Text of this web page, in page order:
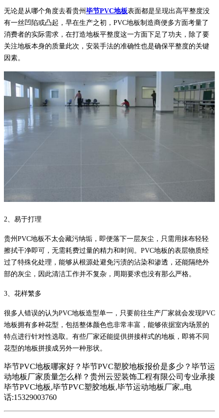
无论是从哪个角度去看贵州 毕节PVC地板表面都是呈现出高平整度没
有一丝凹陷或凸起，早在生产之初，PVC地板制造商便多方面考量了
消费者的实际需求，在打造地板平整度这一方面下足了功夫，除了要
关注地板本身的质量此次，安装手法的准确性也是确保平整度的关键
因素。
2、易于打理
贵州PVC地板不太会藏污纳垢，即便落下一层灰尘，只需用抹布轻轻
擦拭干净即可，无需耗费过量的精力和时间。PVC地板的表层物质经
过了特殊化处理，能够从根源处避免污渍的沾染和渗透，还能隔绝外
部的灰尘，因此清洁工作并不复杂，周期要求也没有那么严格。
3、花样繁多
很多人错误的认为PVC地板造型单一，只要前往生产厂家就会发现PVC
地板拥有多种花型，包括整体颜色也非常丰富，能够依据室内场景的
特点进行针对性选取。有些厂家还能提供拼接样式的地板，即将不同
花型的地板拼接成另外一种形状。
毕节PVC地板哪家好？毕节PVC塑胶地板报价是多少？毕节运
动地板厂家质量怎么样？贵州云翌装饰工程有限公司专业承接
毕节PVC地板,毕节PVC塑胶地板,毕节运动地板厂家,,电
话:15329003760